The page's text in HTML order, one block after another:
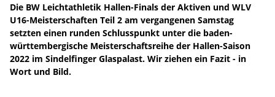
Die BW Leichtathletik Hallen-Finals der Aktiven und WLV
U16-Meisterschaften Teil 2 am vergangenen Samstag
setzten einen runden Schlusspunkt unter die baden-
württembergische Meisterschaftsreihe der Hallen-Saison
2022 im Sindelfinger Glaspalast. Wir ziehen ein Fazit - in
Wort und Bild.